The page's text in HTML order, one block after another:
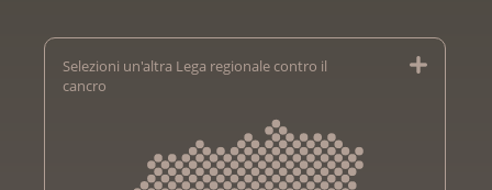
Selezioni un'altra Lega regionale contro il
cancro